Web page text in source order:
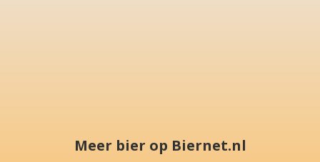
Meer bier op Biernet.nl